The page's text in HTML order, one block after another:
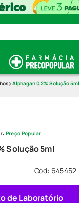
Alphagan 0,2% Solução 5ml
Solução 5ml
Cód: 645452
Preço Popular
de Laboratório